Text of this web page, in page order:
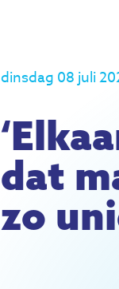
dinsdag 08 juli
dat
zo